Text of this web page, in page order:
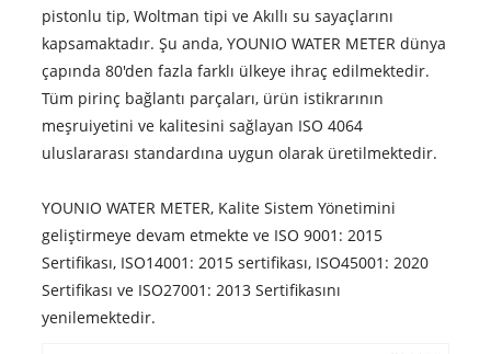
pistonlu tip, Woltman tipi ve Akıllı su sayaçlarını
kapsamaktadır. Şu anda, YOUNIO WATER METER dünya
çapında 80'den fazla farklı ülkeye ihraç edilmektedir.
Tüm pirinç bağlantı parçaları, ürün istikrarının
meşruiyetini ve kalitesini sağlayan ISO 4064
uluslararası standardına uygun olarak üretilmektedir.
YOUNIO WATER METER, Kalite Sistem Yönetimini
geliştirmeye devam etmekte ve ISO 9001: 2015
Sertifikası, ISO14001: 2015 sertifikası, ISO45001: 2020
Sertifikası ve ISO27001: 2013 Sertifikasını
yenilemektedir.